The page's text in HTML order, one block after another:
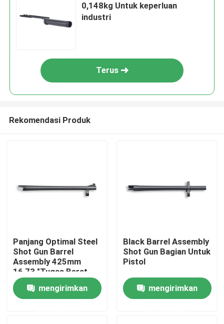
Rumah
0,148kg Untuk keperluan
industri
Terus
Rekomendasi Produk
Panjang Optimal Steel
Shot Gun Barrel
Assembly 425mm
16,73 "Tugas Berat
mengirimkan
Black Barrel Assembly
Shot Gun Bagian Untuk
Pistol
mengirimkan